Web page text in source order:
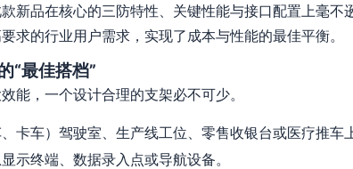
新品在核心的三防特性、关键性能与接口配置上毫不
求的行业用户需求，实现了成本与性能的最佳平衡。
“最佳搭档”
能，一个设计合理的支架必不可少。
、卡车）驾驶室、生产线工位、零售收银台或医疗推车
示终端、数据录入点或导航设备。